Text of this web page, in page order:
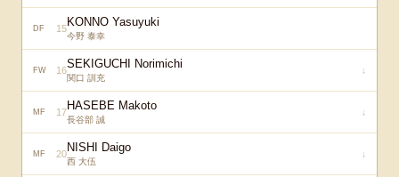
DF 15KONNO Yasuyuki
今野 泰幸
FW 16SEKIGUCHI Norimichi
関口 訓充
↓
MF 17HASEBE Makoto
長谷部 誠
↓
MF 20NISHI Daigo
西 大伍
↓